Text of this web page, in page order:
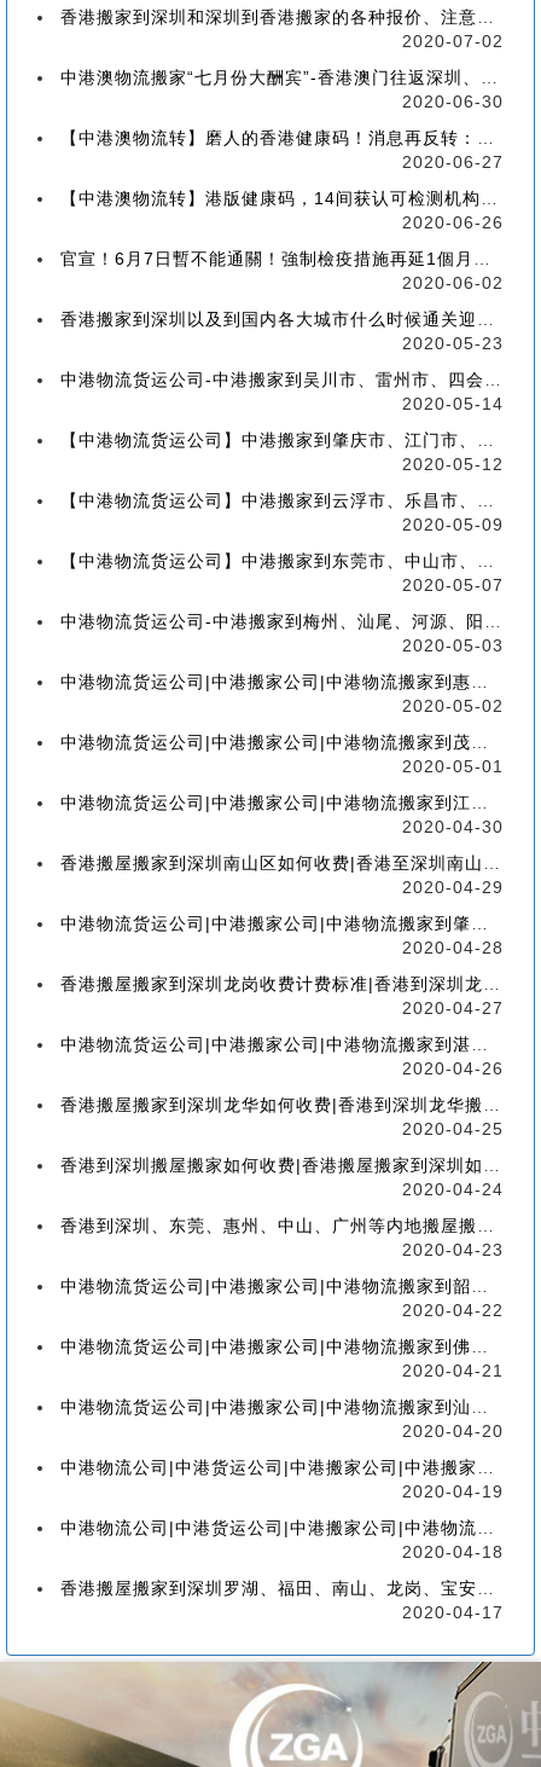
香港搬家到深圳和深圳到香港搬家的各种报价、注意事项和派送价格【深港搬家价格查询】
2020-07-02
中港澳物流搬家“七月份大酬宾”-香港澳门往返深圳、珠海、中山、广州等中港澳搬屋搬家
2020-06-30
【中港澳物流转】磨人的香港健康码！消息再反转：或下周一启用！
2020-06-27
【中港澳物流转】港版健康码，14间获认可检测机构确定！
2020-06-26
官宣！6月7日暫不能通關！強制檢疫措施再延1個月！【香港到深圳搬屋搬家又要延长了】
2020-06-02
香港搬家到深圳以及到国内各大城市什么时候通关迎来好消息
2020-05-23
中港物流货运公司-中港搬家到吴川市、雷州市、四会市、台山市收费标准+流程价格
2020-05-14
【中港物流货运公司】中港搬家到肇庆市、江门市、茂名市、惠州市收费标准+流程价格
2020-05-12
【中港物流货运公司】中港搬家到云浮市、乐昌市、南雄市、廉江市收费标准+流程价格
2020-05-09
【中港物流货运公司】中港搬家到东莞市、中山市、潮州市、揭阳市收费标准+流程价格
2020-05-07
中港物流货运公司-中港搬家到梅州、汕尾、河源、阳江、清远的流程、价格和收费标准
2020-05-03
中港物流货运公司|中港搬家公司|中港物流搬家到惠州流程、联运、包装、价格、电话、标准
2020-05-02
中港物流货运公司|中港搬家公司|中港物流搬家到茂名流程、联运、包装、价格、电话、标准
2020-05-01
中港物流货运公司|中港搬家公司|中港物流搬家到江门流程、联运、包装、价格、电话、标准
2020-04-30
香港搬屋搬家到深圳南山区如何收费|香港至深圳南山区搬屋搬家流程、分类、包装、价格
2020-04-29
中港物流货运公司|中港搬家公司|中港物流搬家到肇庆流程、联运、包装、价格、电话、标准
2020-04-28
香港搬屋搬家到深圳龙岗收费计费标准|香港到深圳龙岗区搬家如何收费【香港搬家到龙岗】
2020-04-27
中港物流货运公司|中港搬家公司|中港物流搬家到湛江流程、联运、包装、价格、电话、标准
2020-04-26
香港搬屋搬家到深圳龙华如何收费|香港到深圳龙华搬屋搬家收费标准-【服务客户操作实感】
2020-04-25
香港到深圳搬屋搬家如何收费|香港搬屋搬家到深圳如何计费-【分享公司具体报价操作流程】
2020-04-24
香港到深圳、东莞、惠州、中山、广州等内地搬屋搬家，如何选择香港物流搬家公司
2020-04-23
中港物流货运公司|中港搬家公司|中港物流搬家到韶关流程、联运、包装、价格、电话、标准
2020-04-22
中港物流货运公司|中港搬家公司|中港物流搬家到佛山流程、联运、包装、价格、电话、标准
2020-04-21
中港物流货运公司|中港搬家公司|中港物流搬家到汕头的流程、联运、包装、价格、电话、标准
2020-04-20
中港物流公司|中港货运公司|中港搬家公司|中港搬家到珠海的流程、联运、包装、价格、电话
2020-04-19
中港物流公司|中港货运公司|中港搬家公司|中港物流搬家到广州的流程、联运、包装、价格
2020-04-18
香港搬屋搬家到深圳罗湖、福田、南山、龙岗、宝安、盐田、龙华、大鹏、坪山流程和价格
2020-04-17